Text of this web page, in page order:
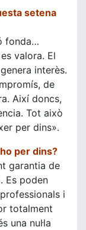
setena
fonda…
valora. El
interès.
de
Així doncs,
Tot això
per dins».
per dins?
garantia de
Es poden
i
totalment
una nul·la